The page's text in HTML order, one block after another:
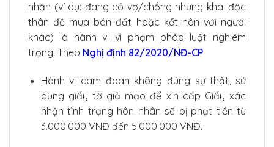
nhận (ví dụ: đang có vợ/chồng nhưng khai độc
thân để mua bán đất hoặc kết hôn với người
khác) là hành vi vi phạm pháp luật nghiêm
trọng. Theo Nghị định 82/2020/NĐ-CP:
Hành vi cam đoan không đúng sự thật, sử
dụng giấy tờ giả mạo để xin cấp Giấy xác
nhận tình trạng hôn nhân sẽ bị phạt tiền từ
3.000.000 VNĐ đến 5.000.000 VNĐ.